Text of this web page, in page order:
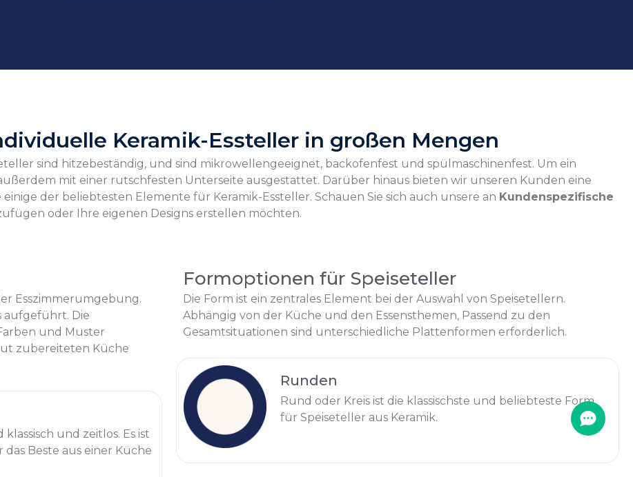
Keramik-Essteller in großen Mengen
sind hitzebeständig, und sind mikrowellengeeignet, backofenfest und spülmaschinenfest. Um ein
mit einer rutschfesten Unterseite ausgestattet. Darüber hinaus bieten wir unseren Kunden eine
der beliebtesten Elemente für Keramik-Essteller. Schauen Sie sich auch unsere an Kundenspezifische
oder Ihre eigenen Designs erstellen möchten.
Esszimmerumgebung.
aufgeführt. Die
und Muster
zubereiteten Küche
und zeitlos. Es ist
das Beste aus einer Küche
Formoptionen für Speiseteller
Die Form ist ein zentrales Element bei der Auswahl von Speisetellern.
Abhängig von der Küche und den Essensthemen, Passend zu den
Gesamtsituationen sind unterschiedliche Plattenformen erforderlich.
Runden
Rund oder Kreis ist die klassischste und beliebteste Form
für Speiseteller aus Keramik.